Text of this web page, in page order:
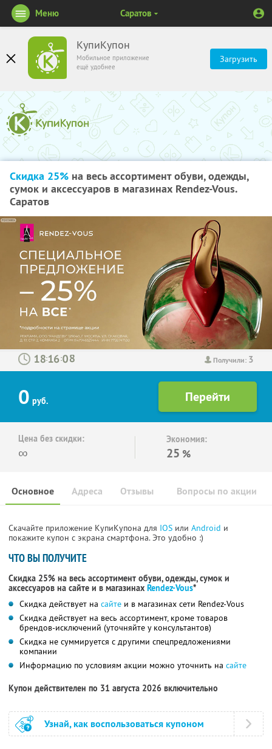
КупиКупон
Мобильное приложение
ещё удобнее
Загрузить
Меню Саратов
Скидка 25% на весь ассортимент обуви, одежды,
сумок и аксессуаров в магазинах Rendez-Vous.
Саратов
Получили: 3
: :
0 руб.
Цена без скидки:
∞
Экономия:
25 %
Основное Отзывы Вопросы по акции
Адреса
Скачайте приложение КупиКупона для IOS или Android и
покажите купон с экрана смартфона. Это удобно :)
ЧТО ВЫ ПОЛУЧИТЕ
Скидка 25% на весь ассортимент обуви, одежды, сумок и
аксессуаров на сайте и в магазинах Rendez-Vous*
Скидка действует на сайте и в магазинах сети Rendez-Vous
Скидка действует на весь ассортимент, кроме товаров
брендов-исключений (уточняйте у консультантов)
Скидка не суммируется с другими спецпредложениями
компании
Информацию по условиям акции можно уточнить на сайте
Купон действителен по 31 августа 2026 включительно
Узнай, как воспользоваться купоном